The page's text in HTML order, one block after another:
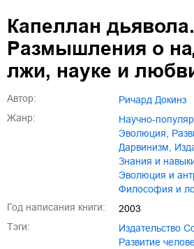
02.mp3
03.mp3
Капеллан дьявола.
Размышления о
лжи, науке и
Автор:
Ричард Докинз
Жанр:
научно-
эволюция
дарвинизм
знания и
эволюция и
философия и
Год написания книги:
2003
Тэги:
издательство
развитие